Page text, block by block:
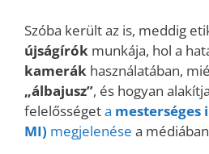
Szóba került az is, meddig
újságírók munkája, hol a
kamerák használatában,
„álbajusz”, és hogyan
felelősségeta mesterséges
MI) megjelenése a